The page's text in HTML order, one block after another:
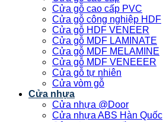
Cửa gỗ cao cấp PVC
Cửa gỗ công nghiệp HDF
Cửa gỗ HDF VENEER
Cửa gỗ MDF LAMINATE
Cửa gỗ MDF MELAMINE
Cửa gỗ MDF VENEEER
Cửa gỗ tự nhiên
Cửa vòm gỗ
Cửa nhựa
Cửa nhựa @Door
Cửa nhựa ABS Hàn Quốc